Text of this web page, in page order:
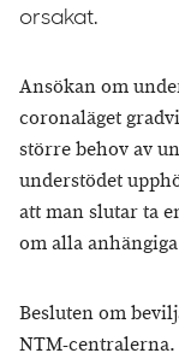
orsakat.
Ansökan om
coronaläget
större behov av
understödet
att man slutar ta
om alla
Besluten om
NTM-